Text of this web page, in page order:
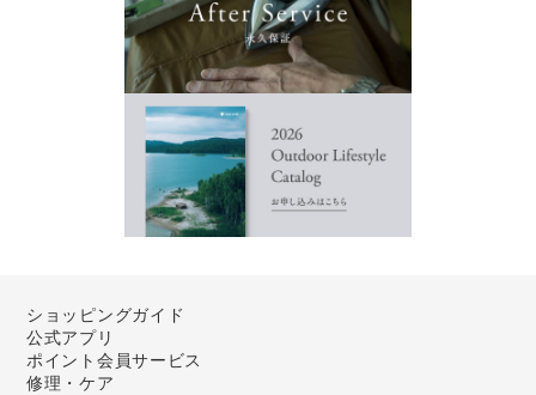
ショッピングガイド
公式アプリ
ポイント会員サービス
修理・ケア